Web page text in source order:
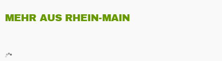
MEHR AUS RHEIN-MAIN